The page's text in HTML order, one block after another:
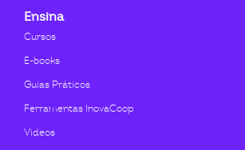
Ensina
Cursos
E-books
Guias Práticos
Ferramentas InovaCoop
Videos